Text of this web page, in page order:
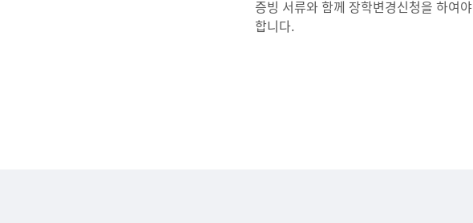
증빙 서류와 함께 장학변경신청을 하여야
합니다.